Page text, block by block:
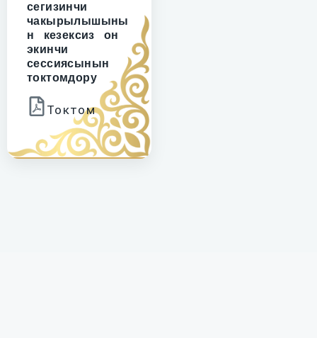
сегизинчи
чакырылышыны
н кезексиз он
экинчи
сессиясынын
токтомдору
Токтом